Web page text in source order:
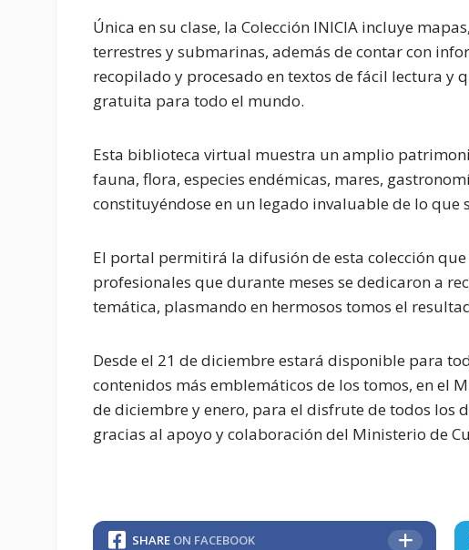
Única en su clase, la Colección INICIA incluye
terrestres y submarinas, además de contar con
recopilado y procesado en textos de fácil lectura y
gratuita para todo el mundo.
Esta biblioteca virtual muestra un amplio
fauna, flora, especies endémicas, mares,
constituyéndose en un legado invaluable de lo
El portal permitirá la difusión de esta colección
profesionales que durante meses se dedicaron a
temática, plasmando en hermosos tomos el
Desde el 21 de diciembre estará disponible para
contenidos más emblemáticos de los tomos, en el
de diciembre y enero, para el disfrute de todos los
gracias al apoyo y colaboración del Ministerio de
SHARE ON FACEBOOK